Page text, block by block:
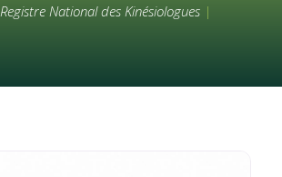
Registre National des Kinésiologues |